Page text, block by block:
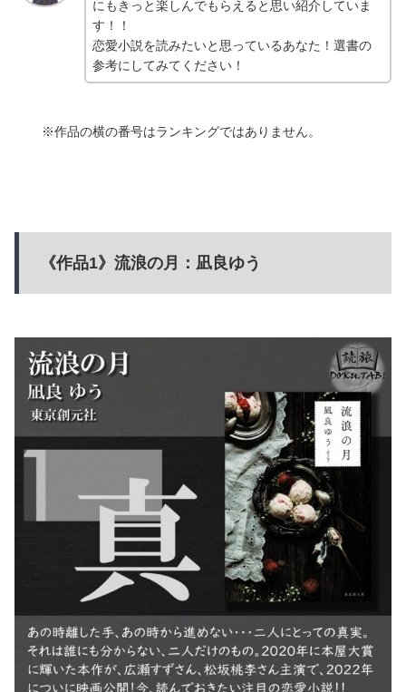
にもきっと楽しんでもらえると思い紹介していま
す！！
恋愛小説を読みたいと思っているあなた！選書の
参考にしてみてください！
※作品の横の番号はランキングではありません。
《作品1》流浪の月：凪良ゆう